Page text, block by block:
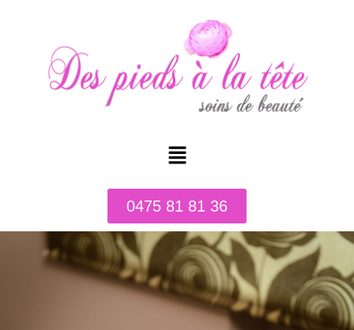
0475 81 81 36